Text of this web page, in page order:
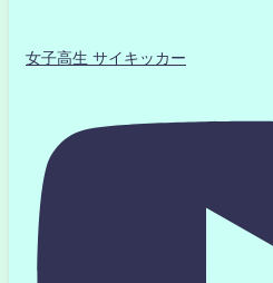
女子高生 サイキッカー